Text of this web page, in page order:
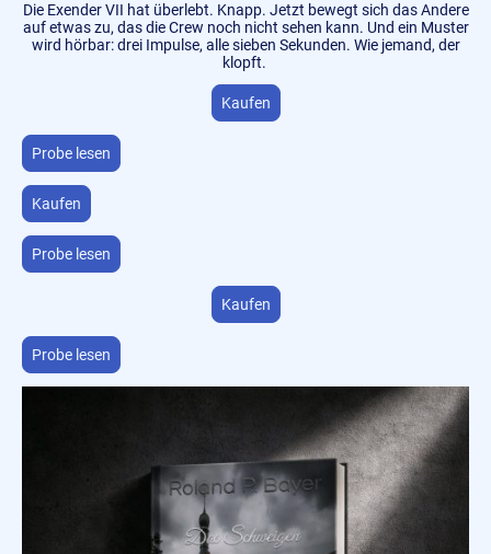
Die Exender VII hat überlebt. Knapp. Jetzt bewegt sich das Andere
auf etwas zu, das die Crew noch nicht sehen kann. Und ein Muster
wird hörbar: drei Impulse, alle sieben Sekunden. Wie jemand, der
klopft.
Kaufen
Probe lesen
Kaufen
Probe lesen
Kaufen
Probe lesen